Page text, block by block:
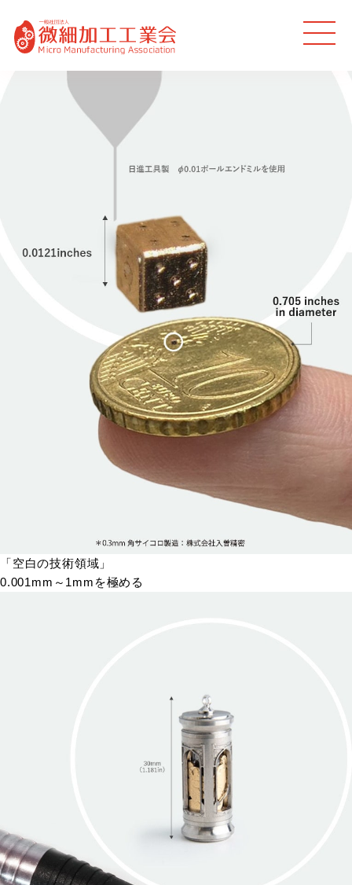
MEN
「空白の技術領域」
0.001mm～1mmを極める